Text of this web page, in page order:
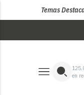
Temas
en